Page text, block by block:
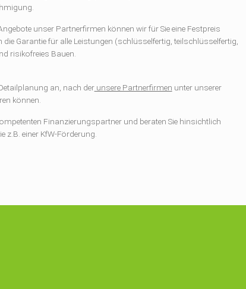
unser Partnerfirmen können wir für Sie eine Festpreis
die Garantie für alle Leistungen (schlüsselfertig, teilschlüsselfertig,
risikofreies Bauen.
an, nach derunsere Partnerfirmen unter unserer
können.
Finanzierungspartner und beraten Sie hinsichtlich
z.B. einer KfW-Förderung.